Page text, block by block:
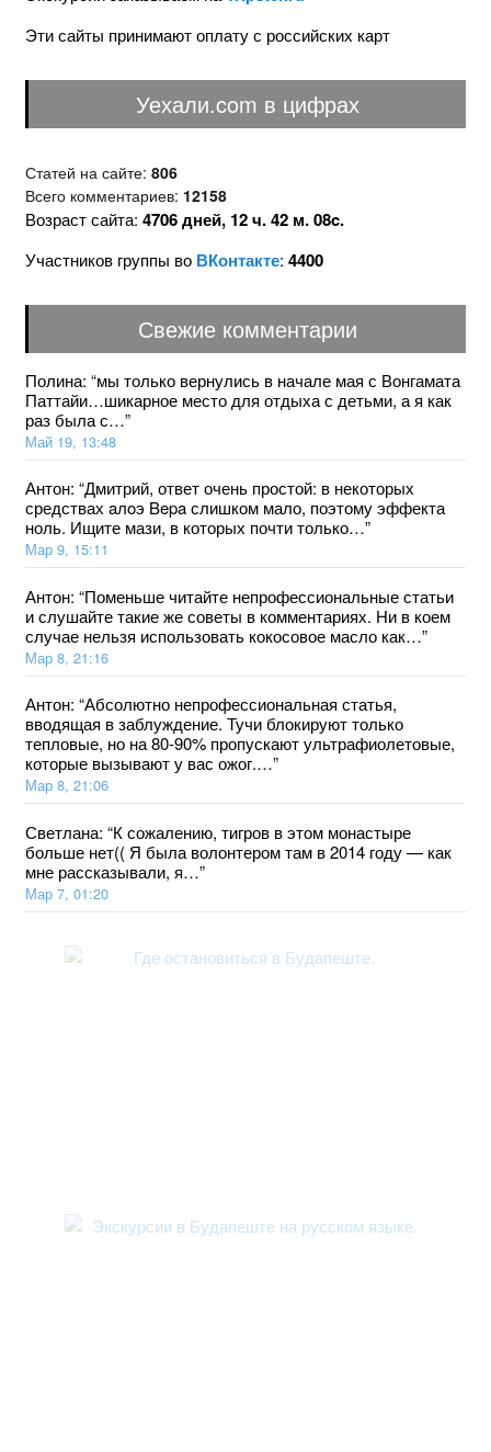
Эти сайты принимают оплату с российских карт
Уехали.com в цифрах
Статей на сайте: 806
Всего комментариев: 12158
Возраст сайта: 4706 дней, 12 ч. 42 м. 09c.
Участников группы во ВКонтакте: 4400
Свежие комментарии
Полина: “мы только вернулись в начале мая с Вонгамата
Паттайи…шикарное место для отдыха с детьми, а я как
раз была с…”
Май 19, 13:48
Антон: “Дмитрий, ответ очень простой: в некоторых
средствах aлoэ Bepa слишком мало, поэтому эффекта
ноль. Ищите мази, в которых почти только…”
Мар 9, 15:11
Антон: “Поменьше читайте непрофессиональные статьи
и слушайте такие же советы в комментариях. Ни в коем
случае нельзя использовать кокосовое масло как…”
Мар 8, 21:16
Антон: “Абсолютно непрофессиональная статья,
вводящая в заблуждение. Тучи блокируют только
тепловые, но на 80-90% пропускают ультрафиолетовые,
которые вызывают у вас ожог.…”
Мар 8, 21:06
Светлана: “К сожалению, тигров в этом монастыре
больше нет(( Я была волонтером там в 2014 году — как
мне рассказывали, я…”
Мар 7, 01:20